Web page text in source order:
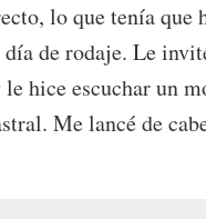
lo que tenía que
día de rodaje. Le
hice escuchar un
Me lancé de